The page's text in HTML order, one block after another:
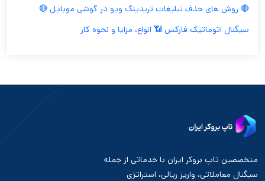
🔴 روش های حذف تبلیغات تریدینگ ویو در گوشی موبایل 🔴
سیگنال اتوماتیک فارکس 📶 انواع، مزایا و نحوه کار
متخصصین تاپ بروکر ایران با خدماتی از جمله
سیگنال معاملاتی، واریز ریالی، استراتژی